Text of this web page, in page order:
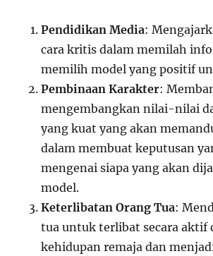
Pendidikan Media:
cara kritis dalam memilah
memilih model yang positif
Pembinaan Karakter:
mengembangkan nilai-nilai
yang kuat yang akan
dalam membuat keputusan
mengenai siapa yang akan
model.
Keterlibatan Orang Tua:
tua untuk terlibat secara aktif
kehidupan remaja dan